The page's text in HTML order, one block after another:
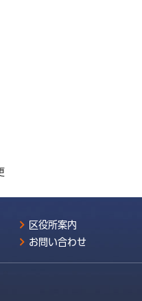
区役所案内
お問い合わせ